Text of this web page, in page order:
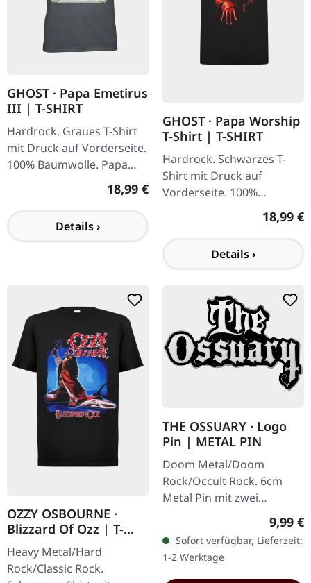
GHOST · Papa Emetirus
III | T-SHIRT
Hardrock. Graues T-Shirt
mit Druck auf Vorderseite.
100% Baumwolle. Papa
Emetirus III T-Shirt von
Ghost ist ein einzigartiges
Regulärer Preis:
18,99 €
Details ›
GHOST · Papa Worship
T-Shirt | T-SHIRT
Hardrock. Schwarzes T-
Shirt mit Druck auf
Vorderseite. 100%
18,99 €
Details ›
OZZY OSBOURNE ·
Blizzard Of Ozz | T-
SHIRT
Heavy Metal/Hard
Rock/Classic Rock.
THE OSSUARY · Logo
Pin | METAL PIN
Doom Metal/Doom
Rock/Occult Rock. 6cm
Metal Pin mit zwei
Butterfly-Verschlüssen.9,99 €
Sofort verfügbar, Lieferzeit:
1-2 Werktage